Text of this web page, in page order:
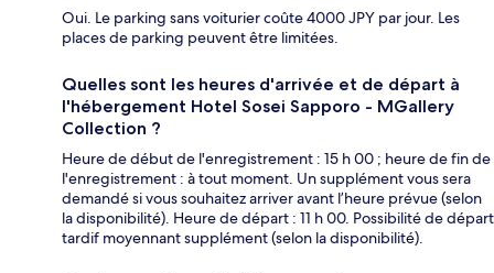
Oui. Le parking sans voiturier coûte 4000 JPY par jour. Les
places de parking peuvent être limitées.
Quelles sont les heures d'arrivée et de départ à
l'hébergement Hotel Sosei Sapporo - MGallery
Collection ?
Heure de début de l'enregistrement : 15 h 00 ; heure de fin de
l'enregistrement : à tout moment. Un supplément vous sera
demandé si vous souhaitez arriver avant l’heure prévue (selon
la disponibilité). Heure de départ : 11 h 00. Possibilité de départ
tardif moyennant supplément (selon la disponibilité).